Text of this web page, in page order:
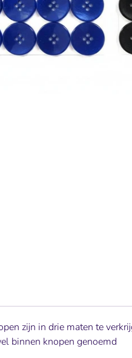
zijn in drie maten te
binnen knopen genoemd